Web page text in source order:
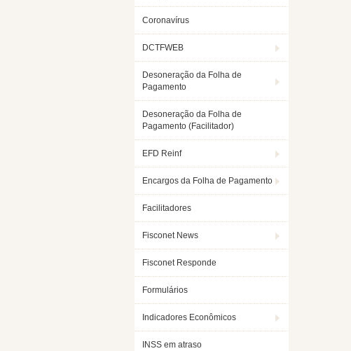
Coronavírus
DCTFWEB
Desoneração da Folha de
Pagamento
Desoneração da Folha de
Pagamento (Facilitador)
EFD Reinf
Encargos da Folha de Pagamento
Facilitadores
Fisconet News
Fisconet Responde
Formulários
Indicadores Econômicos
INSS em atraso